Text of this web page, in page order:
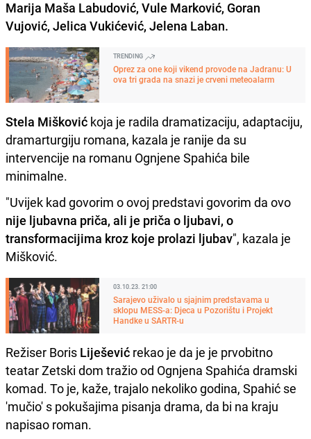
Marija Maša Labudović, Vule Marković, Goran
Vujović, Jelica Vukićević, Jelena Laban.
TRENDING
Oprez za one koji vikend provode na Jadranu: U
ova tri grada na snazi je crveni meteoalarm
Stela Mišković koja je radila dramatizaciju, adaptaciju,
dramarturgiju romana, kazala je ranije da su
intervencije na romanu Ognjene Spahića bile
minimalne.
"Uvijek kad govorim o ovoj predstavi govorim da ovo
nije ljubavna priča, ali je priča o ljubavi, o
transformacijima kroz koje prolazi ljubav", kazala je
Mišković.
03.10.23. 21:00
Sarajevo uživalo u sjajnim predstavama u
sklopu MESS-a: Djeca u Pozorištu i Projekt
Handke u SARTR-u
Režiser Boris Liješević rekao je da je je prvobitno
teatar Zetski dom tražio od Ognjena Spahića dramski
komad. To je, kaže, trajalo nekoliko godina, Spahić se
'mučio' s pokušajima pisanja drama, da bi na kraju
napisao roman.